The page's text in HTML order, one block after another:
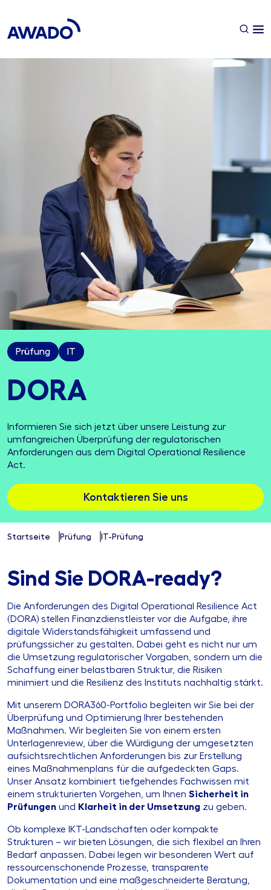
Prüfung IT
DORA
Informieren Sie sich jetzt über unsere Leistung zur
umfangreichen Überprüfung der regulatorischen
Anforderungen aus dem Digital Operational Resilience
Act.
Kontaktieren Sie uns
Startseite Prüfung IT-Prüfung
Sind Sie DORA-ready?
Die Anforderungen des Digital Operational Resilience Act
(DORA) stellen Finanzdienstleister vor die Aufgabe, ihre
digitale Widerstandsfähigkeit umfassend und
prüfungssicher zu gestalten. Dabei geht es nicht nur um
die Umsetzung regulatorischer Vorgaben, sondern um die
Schaffung einer belastbaren Struktur, die Risiken
minimiert und die Resilienz des Instituts nachhaltig stärkt.
Mit unserem DORA360-Portfolio begleiten wir Sie bei der
Überprüfung und Optimierung Ihrer bestehenden
Maßnahmen. Wir begleiten Sie von einem ersten
Unterlagenreview, über die Würdigung der umgesetzten
aufsichtsrechtlichen Anforderungen bis zur Erstellung
eines Maßnahmenplans für die aufgedeckten Gaps.
Unser Ansatz kombiniert tiefgehendes Fachwissen mit
einem strukturierten Vorgehen, um Ihnen Sicherheit in
Prüfungen und Klarheit in der Umsetzung zu geben.
Ob komplexe IKT-Landschaften oder kompakte
Strukturen – wir bieten Lösungen, die sich flexibel an Ihren
Bedarf anpassen. Dabei legen wir besonderen Wert auf
ressourcenschonende Prozesse, transparente
Dokumentation und eine maßgeschneiderte Beratung,